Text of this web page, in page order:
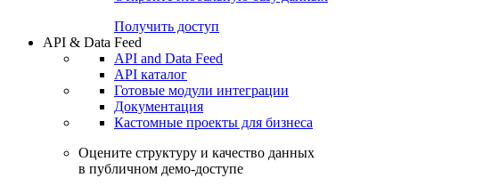
Попробуйте7-дневный
Откройте глобальную базу данных
Получить доступ
API & Data Feed
API and Data Feed
API каталог
Документация
Кастомные проекты для бизнеса